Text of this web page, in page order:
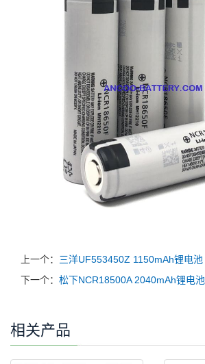
上一个： 三洋UF553450Z 1150mAh锂电池
下一个： 松下NCR18500A 2040mAh锂电池
相关产品